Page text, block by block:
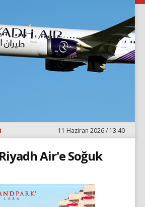
11 Haziran 2026 / 13:40
Air'e Soğuk